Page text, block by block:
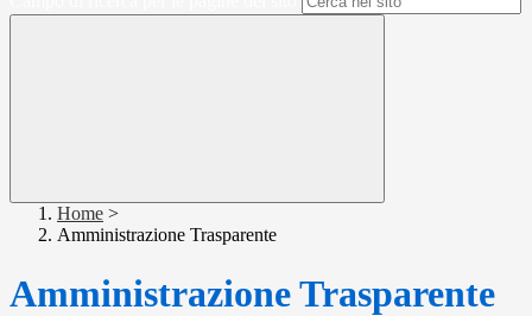
Home >
Amministrazione Trasparente
Amministrazione Trasparente